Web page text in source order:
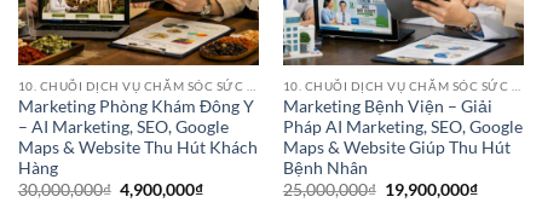
Marketing Phòng Khám Đông Y
– AI Marketing, SEO, Google
Maps & Website Thu Hút Khách
Hàng
30,000,000₫ Giá
gốc
4,900,000₫Giá
Marketing Bệnh Viện – Giải
Pháp AI Marketing, SEO, Google
Maps & Website Giúp Thu Hút
Bệnh Nhân
25,000,000₫ Giá
gốc
19,900,000₫Giá